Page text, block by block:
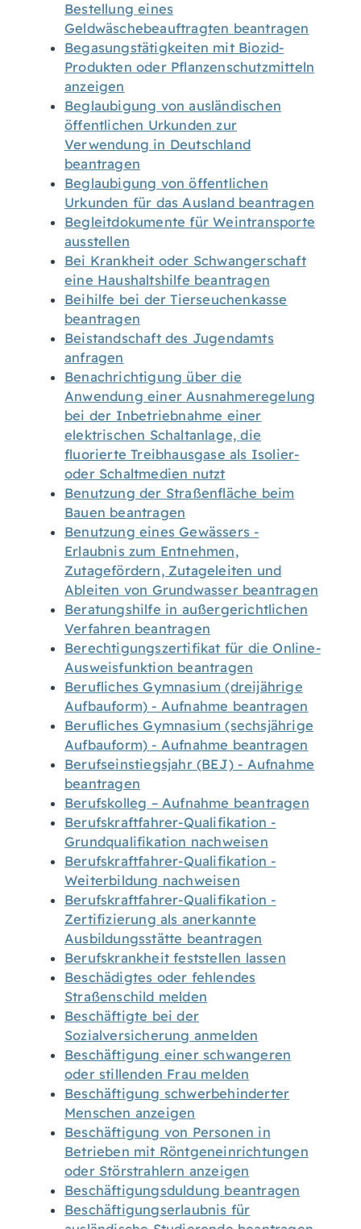
Bestellung eines
Geldwäschebeauftragten beantragen
Begasungstätigkeiten mit Biozid-
Produkten oder Pflanzenschutzmitteln
anzeigen
Beglaubigung von ausländischen
öffentlichen Urkunden zur
Verwendung in Deutschland
beantragen
Beglaubigung von öffentlichen
Urkunden für das Ausland beantragen
Begleitdokumente für Weintransporte
ausstellen
Bei Krankheit oder Schwangerschaft
eine Haushaltshilfe beantragen
Beihilfe bei der Tierseuchenkasse
beantragen
Beistandschaft des Jugendamts
anfragen
Benachrichtigung über die
Anwendung einer Ausnahmeregelung
bei der Inbetriebnahme einer
elektrischen Schaltanlage, die
fluorierte Treibhausgase als Isolier-
oder Schaltmedien nutzt
Benutzung der Straßenfläche beim
Bauen beantragen
Benutzung eines Gewässers -
Erlaubnis zum Entnehmen,
Zutagefördern, Zutageleiten und
Ableiten von Grundwasser beantragen
Beratungshilfe in außergerichtlichen
Verfahren beantragen
Berechtigungszertifikat für die Online-
Ausweisfunktion beantragen
Berufliches Gymnasium (dreijährige
Aufbauform) - Aufnahme beantragen
Berufliches Gymnasium (sechsjährige
Aufbauform) - Aufnahme beantragen
Berufseinstiegsjahr (BEJ) - Aufnahme
beantragen
Berufskolleg – Aufnahme beantragen
Berufskraftfahrer-Qualifikation -
Grundqualifikation nachweisen
Berufskraftfahrer-Qualifikation -
Weiterbildung nachweisen
Berufskraftfahrer-Qualifikation -
Zertifizierung als anerkannte
Ausbildungsstätte beantragen
Berufskrankheit feststellen lassen
Beschädigtes oder fehlendes
Straßenschild melden
Beschäftigte bei der
Sozialversicherung anmelden
Beschäftigung einer schwangeren
oder stillenden Frau melden
Beschäftigung schwerbehinderter
Menschen anzeigen
Beschäftigung von Personen in
Betrieben mit Röntgeneinrichtungen
oder Störstrahlern anzeigen
Beschäftigungsduldung beantragen
Beschäftigungserlaubnis für